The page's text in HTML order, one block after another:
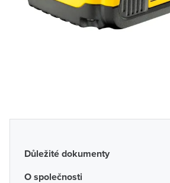
Důležité dokumenty
Obchodní podmínky
O společnosti